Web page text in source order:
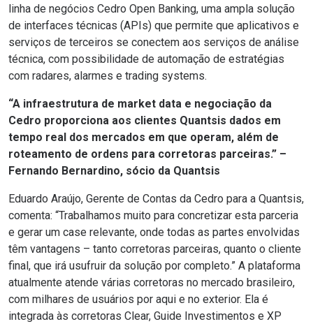
linha de negócios Cedro Open Banking, uma ampla solução
de interfaces técnicas (APIs) que permite que aplicativos e
serviços de terceiros se conectem aos serviços de análise
técnica, com possibilidade de automação de estratégias
com radares, alarmes e trading systems.
“A infraestrutura de market data e negociação da
Cedro proporciona aos clientes Quantsis dados em
tempo real dos mercados em que operam, além de
roteamento de ordens para corretoras parceiras.” –
Fernando Bernardino, sócio da Quantsis
Eduardo Araújo, Gerente de Contas da Cedro para a Quantsis,
comenta: “Trabalhamos muito para concretizar esta parceria
e gerar um case relevante, onde todas as partes envolvidas
têm vantagens – tanto corretoras parceiras, quanto o cliente
final, que irá usufruir da solução por completo.” A plataforma
atualmente atende várias corretoras no mercado brasileiro,
com milhares de usuários por aqui e no exterior. Ela é
integrada às corretoras Clear, Guide Investimentos e XP